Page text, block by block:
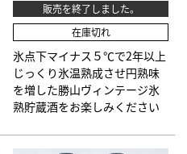
販売を終了しました。
在庫切れ
氷点下マイナス５℃で2年以上
じっくり氷温熟成させ円熟味
を増した勝山ヴィンテージ氷
熟貯蔵酒をお楽しみください